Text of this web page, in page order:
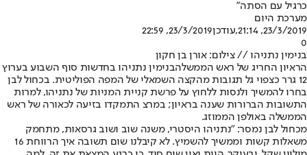
כרגיל עם הסתה"
מערכת היום
23/3/2019, 21:14
,עודכן23/3/2019, 22:59
0
בנימין נתניהו // צילום: אורן בן חקון
הראיון החריג של ראש הממשלהבנימין נתניהו בחדשות סוף השבוע בערוץ
12 גרר כצפוי גל תגובות מהקצה השמאלי של המפה הפוליטית. בכחול לבן
בחרו להמשיך ולנסות ללחוץ על פרשת קניית המניות של נתניהו, למרות
התשובות הברורות שענה בראיון; במרצ התמקדו בזיעה לכאורה של ראש
הממשלה באולפן הממוזג.
מכחול לבן נמסר: "נתניהו היסטרי, משנה שוב ושוב גרסאות, מתחמק
משאלות קשות וממשיך להשמיץ. לא קיבלנו שום תשובה איך הרווחת 16